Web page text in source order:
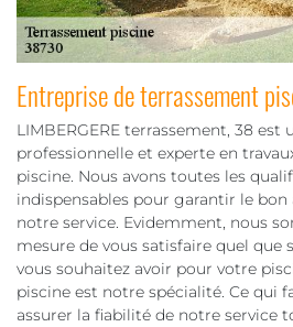
Entreprise de terrassement
LIMBERGERE terrassement, 38 est
professionnelle et experte en
piscine. Nous avons toutes les
indispensables pour garantir le
notre service. Evidemment, nous
mesure de vous satisfaire quel que
vous souhaitez avoir pour votre
piscine est notre spécialité. Ce qui
assurer la fiabilité de notre service